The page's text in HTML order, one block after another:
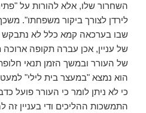
השחרור שלו, אלא להורות על
לירדן לצורך ביקור משפחתו".
שבו בערכאה קמא כלל לא נתבקש
של עניין, אכן עברה תקופה
של העורר ובמשך הזמן תנאי
הוא נמצא "במעצר בית לילי"
כי לא ניתן לומר כי העורר פועל
התמשכות ההליכים ודי בעניין